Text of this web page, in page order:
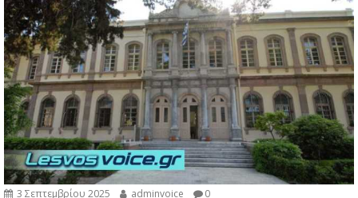
3 Σεπτεμβρίου 2025 adminvoice 0